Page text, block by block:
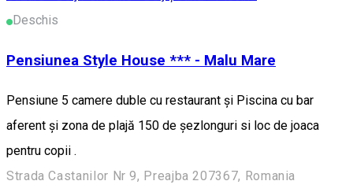
Deschis
Pensiunea Style House *** - Malu Mare
Pensiune 5 camere duble cu restaurant și Piscina cu bar
aferent și zona de plajă 150 de șezlonguri si loc de joaca
pentru copii .
Strada Castanilor Nr 9, Preajba 207367, Romania